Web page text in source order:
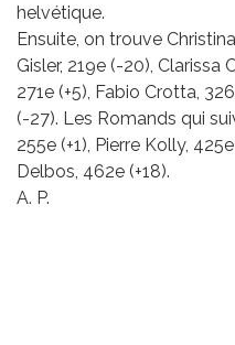
helvétique.
Ensuite, on trouve
Gisler, 219e (-20), Clarissa
271e (+5), Fabio Crotta,
(-27). Les Romands qui
255e (+1), Pierre Kolly,
Delbos, 462e (+18).
A. P.